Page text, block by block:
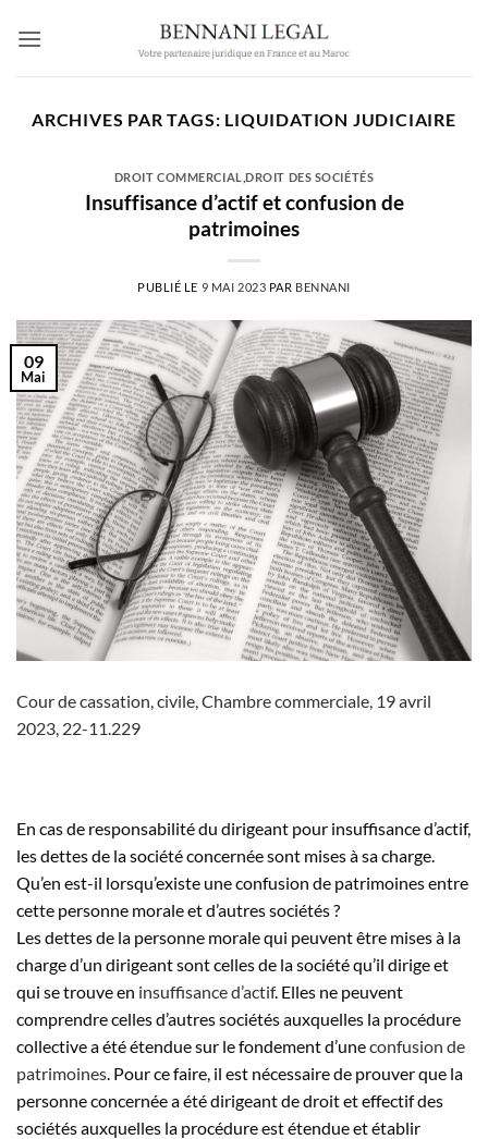
ARCHIVES PAR TAGS: LIQUIDATION JUDICIAIRE
DROIT COMMERCIAL ,DROIT DES SOCIÉTÉS
Insuffisance d’actif et confusion de
patrimoines
PUBLIÉ LE 9 MAI 2023 PAR BENNANI
09
Mai
Cour de cassation, civile, Chambre commerciale, 19 avril
2023, 22-11.229
En cas de responsabilité du dirigeant pour insuffisance d’actif,
les dettes de la société concernée sont mises à sa charge.
Qu’en est-il lorsqu’existe une confusion de patrimoines entre
cette personne morale et d’autres sociétés ?
Les dettes de la personne morale qui peuvent être mises à la
charge d’un dirigeant sont celles de la société qu’il dirige et
qui se trouve en insuffisance d’actif. Elles ne peuvent
comprendre celles d’autres sociétés auxquelles la procédure
collective a été étendue sur le fondement d’uneconfusion de
patrimoines . Pour ce faire, il est nécessaire de prouver que la
personne concernée a été dirigeant de droit et effectif des
sociétés auxquelles la procédure est étendue et établir